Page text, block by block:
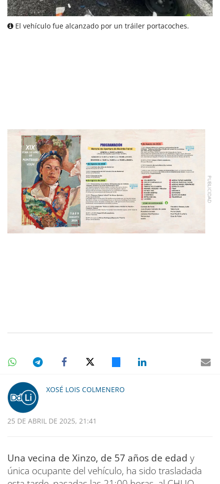
El vehículo fue alcanzado por un tráiler portacoches.
XOSÉ LOIS COLMENERO
25 DE ABRIL DE 2025, 21:41
Una vecina de Xinzo, de 57 años de edad y
única ocupante del vehículo, ha sido trasladada